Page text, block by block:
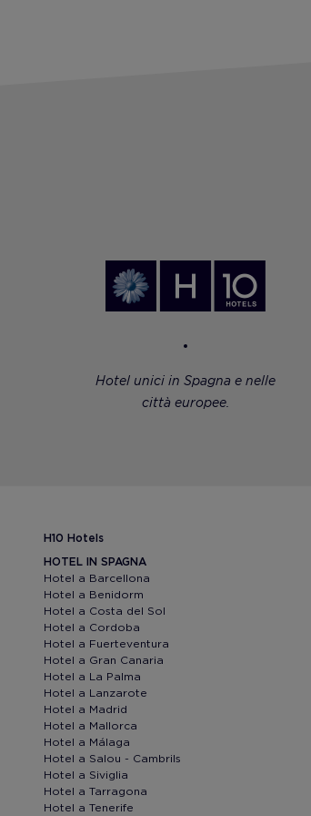
Hotel unici in Spagna e nelle
città europee.
H10 Hotels
HOTEL IN SPAGNA
Hotel a Barcellona
Hotel a Benidorm
Hotel a Costa del Sol
Hotel a Cordoba
Hotel a Fuerteventura
Hotel a Gran Canaria
Hotel a La Palma
Hotel a Lanzarote
Hotel a Madrid
Hotel a Mallorca
Hotel a Málaga
Hotel a Salou - Cambrils
Hotel a Siviglia
Hotel a Tarragona
Hotel a Tenerife